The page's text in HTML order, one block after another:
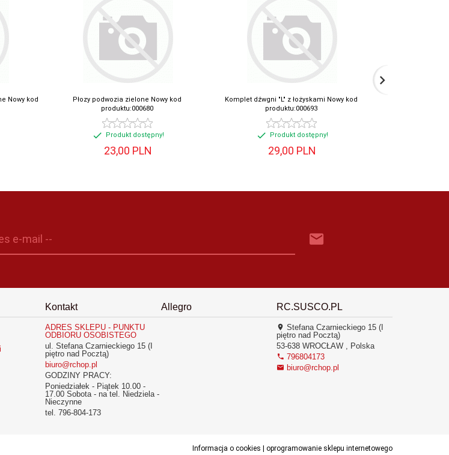
Nowy kod
Płozy podwozia zielone Nowy kod
produktu:000680
Produkt dostępny!
23,00 PLN
Komplet dźwgni "L" z łożyskami Nowy kod
produktu:000693
Produkt dostępny!
29,00 PLN
e-mail --
Kontakt
ADRES SKLEPU - PUNKTU
ODBIORU OSOBISTEGO
ul. Stefana Czarnieckiego 15 (I
piętro nad Pocztą)
biuro@rchop.pl
GODZINY PRACY:
Poniedziałek - Piątek 10.00 -
17.00 Sobota - na tel. Niedziela -
Nieczynne
tel. 796-804-173
Allegro RC.SUSCO.PL
Stefana Czarnieckiego 15 (I
piętro nad Pocztą)
53-638 WROCŁAW
Polska
796804173
biuro@rchop.pl
Informacja o cookies | oprogramowanie sklepu internetowego